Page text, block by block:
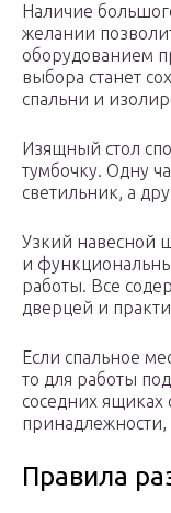
Наличие
желании
оборудованием
выбора станет
спальни и
Изящный стол
тумбочку. Одну
светильник, а
Узкий навесной
и
работы. Все
дверцей и
Если спальное
то для работы
соседних ящиках
Правила